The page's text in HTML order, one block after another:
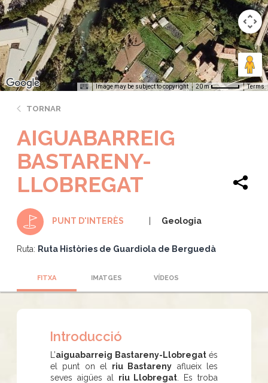
Image may be subject to copyright 20 m Terms
TORNAR
AIGUABARREIG
BASTARENY-
LLOBREGAT
PUNT D'INTERÈS Geologia
Ruta: Ruta Històries de Guardiola de Berguedà
FITXA IMATGES VÍDEOS
Introducció
L’aiguabarreig Bastareny-Llobregatés
el punt on el riu Bastareny aflueix les
seves aigües al riu Llobregat . Es troba